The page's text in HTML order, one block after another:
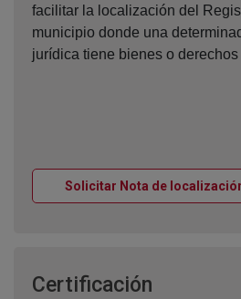
facilitar la localización del
municipio donde una
jurídica tiene bienes o derechos
Solicitar Nota de
Certificación